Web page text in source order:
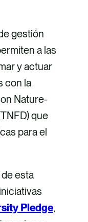
gestión
a las
y actuar
con la
Nature-
que
para el
esta
Pledge,